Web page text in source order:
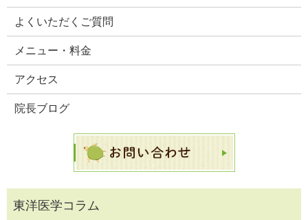
よくいただくご質問
メニュー・料金
アクセス
院長ブログ